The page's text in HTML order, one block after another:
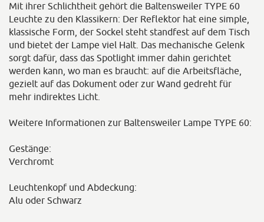
Mit ihrer Schlichtheit gehört die Baltensweiler TYPE 60
Leuchte zu den Klassikern: Der Reflektor hat eine simple,
klassische Form, der Sockel steht standfest auf dem Tisch
und bietet der Lampe viel Halt. Das mechanische Gelenk
sorgt dafür, dass das Spotlight immer dahin gerichtet
werden kann, wo man es braucht: auf die Arbeitsfläche,
gezielt auf das Dokument oder zur Wand gedreht für
mehr indirektes Licht.
Weitere Informationen zur Baltensweiler Lampe TYPE 60:
Gestänge:
Verchromt
Leuchtenkopf und Abdeckung:
Alu oder Schwarz